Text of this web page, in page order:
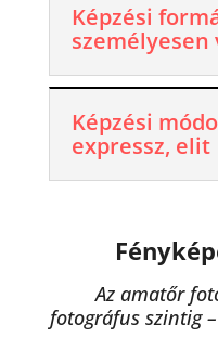
Képzési
személyesen
Képzési
expressz, elit
Az amatőr
fotográfus szintig